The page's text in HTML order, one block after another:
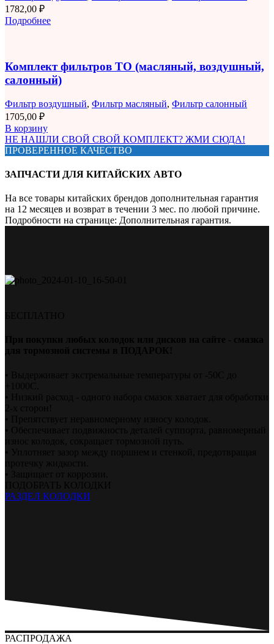
1782,00 ₽
Подробнее
Комплект фильтров ТО (масляный, воздушный,
салонный)
Фильтр воздушный, Фильтр масляный, Фильтр салонный
1705,00 ₽
В корзину
НЕ НАШЛИ СВОЙ СВОЙ КОМПЛЕКТ? ЖМИ СЮДА!
ПРОВЕРЕННОЕ КАЧЕСТВО
ЗАПЧАСТИ ДЛЯ КИТАЙСКИХ АВТО
На все товары китайских брендов дополнительная гарантия
на 12 месяцев и возврат в течении 3 мес. по любой причине.
Подробности на странице: Дополнительная гарантия.
РАЗДЕЛ КОЛОДКИ
РАСПРОДАЖА